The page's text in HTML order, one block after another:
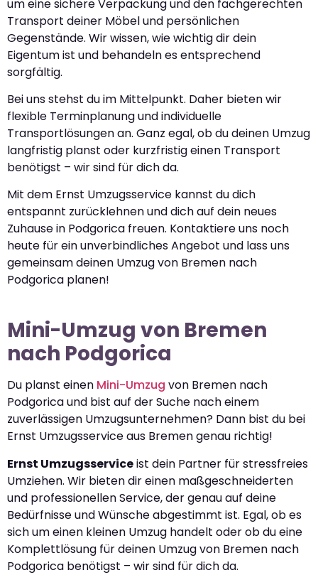
um eine sichere Verpackung und den fachgerechten
Transport deiner Möbel und persönlichen
Gegenstände. Wir wissen, wie wichtig dir dein
Eigentum ist und behandeln es entsprechend
sorgfältig.
Bei uns stehst du im Mittelpunkt. Daher bieten wir
flexible Terminplanung und individuelle
Transportlösungen an. Ganz egal, ob du deinen Umzug
langfristig planst oder kurzfristig einen Transport
benötigst – wir sind für dich da.
Mit dem Ernst Umzugsservice kannst du dich
entspannt zurücklehnen und dich auf dein neues
Zuhause in Podgorica freuen. Kontaktiere uns noch
heute für ein unverbindliches Angebot und lass uns
gemeinsam deinen Umzug von Bremen nach
Podgorica planen!
Mini-Umzug von Bremen
nach Podgorica
Du planst einen Mini-Umzug von Bremen nach
Podgorica und bist auf der Suche nach einem
zuverlässigen Umzugsunternehmen? Dann bist du bei
Ernst Umzugsservice aus Bremen genau richtig!
Ernst Umzugsserviceist dein Partner für stressfreies
Umziehen. Wir bieten dir einen maßgeschneiderten
und professionellen Service, der genau auf deine
Bedürfnisse und Wünsche abgestimmt ist. Egal, ob es
sich um einen kleinen Umzug handelt oder ob du eine
Komplettlösung für deinen Umzug von Bremen nach
Podgorica benötigst – wir sind für dich da.